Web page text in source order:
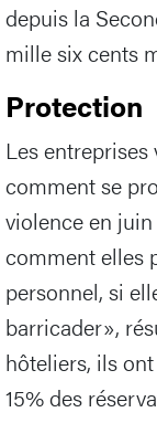
depuis la
mille six cents
Protection
Les
comment se
violence en
comment elles
personnel, si
barricader»,
hôteliers, ils
15% des